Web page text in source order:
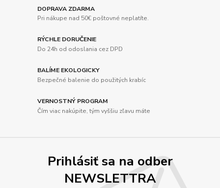
DOPRAVA ZDARMA
Pri nákupe nad 50€ poštovné neplatíte.
RÝCHLE DORUČENIE
Do 24h od odoslania cez DPD
BALÍME EKOLOGICKY
Bezpečné balenie do použitých krabíc
VERNOSTNÝ PROGRAM
Čím viac nakúpite, tým vyššiu zľavu máte
Prihlásiť sa na odber
NEWSLETTRA